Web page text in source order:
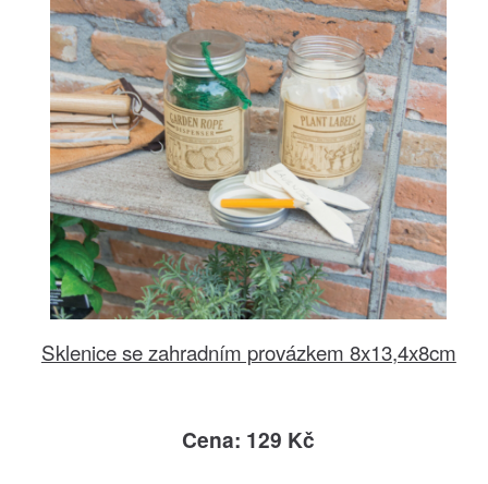
Sklenice se zahradním provázkem 8x13,4x8cm
Cena: 129 Kč